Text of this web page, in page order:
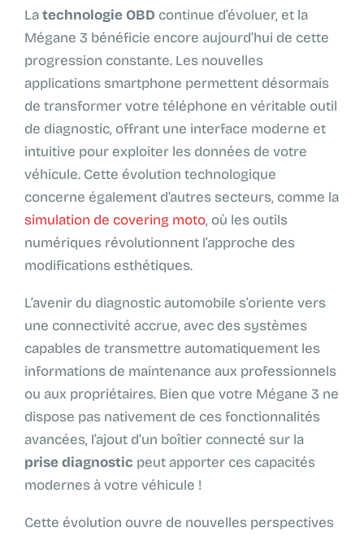
Latechnologie OBD continue d’évoluer, et la
Mégane 3 bénéficie encore aujourd’hui de cette
progression constante. Les nouvelles
applications smartphone permettent désormais
de transformer votre téléphone en véritable outil
de diagnostic, offrant une interface moderne et
intuitive pour exploiter les données de votre
véhicule. Cette évolution technologique
concerne également d’autres secteurs, comme la
simulation de covering moto, où les outils
numériques révolutionnent l’approche des
modifications esthétiques.
L’avenir du diagnostic automobile s’oriente vers
une connectivité accrue, avec des systèmes
capables de transmettre automatiquement les
informations de maintenance aux professionnels
ou aux propriétaires. Bien que votre Mégane 3 ne
dispose pas nativement de ces fonctionnalités
avancées, l’ajout d’un boîtier connecté sur la
prise diagnostic peut apporter ces capacités
modernes à votre véhicule !
Cette évolution ouvre de nouvelles perspectives